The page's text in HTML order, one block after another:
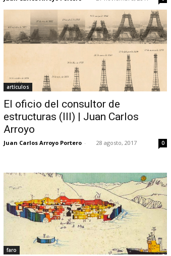
artículos
El oficio del consultor de
estructuras (III) | Juan Carlos
Arroyo
Juan Carlos Arroyo Portero - 28 agosto, 2017 0
faro